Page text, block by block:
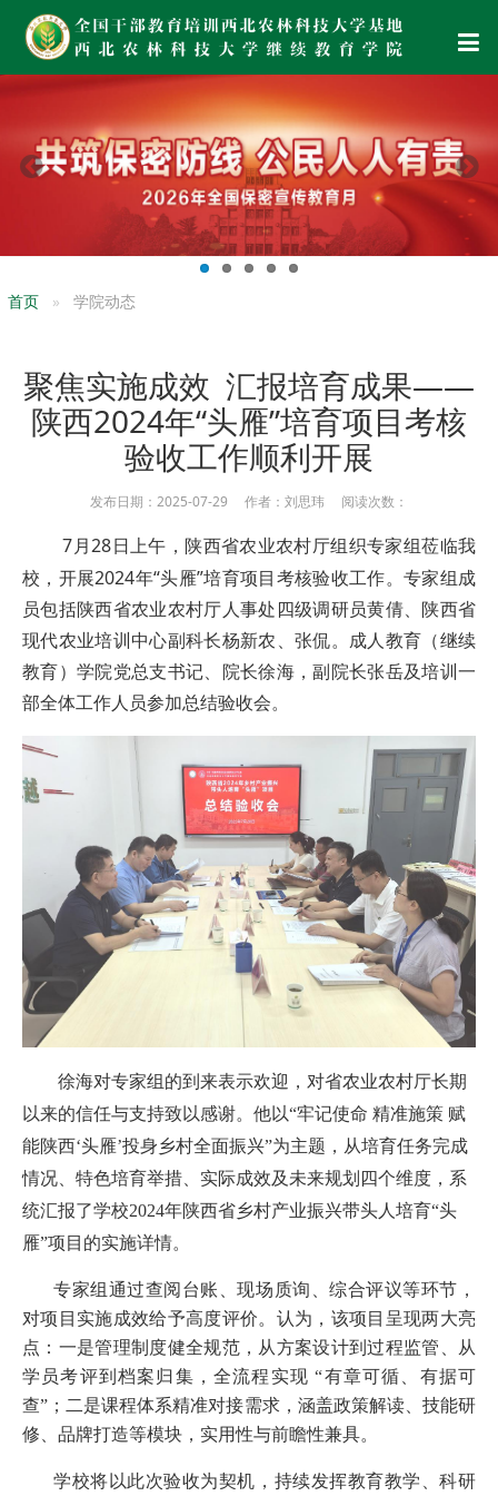
首页 学院动态
聚焦实施成效 汇报培育成果——
陕西2024年“头雁”培育项目考核
验收工作顺利开展
发布日期：2025-07-29 作者：刘思玮 阅读次数：
7月28日上午，陕西省农业农村厅组织专家组莅临我
校，开展2024年“头雁”培育项目考核验收工作。专家组成
员包括陕西省农业农村厅人事处四级调研员黄倩、陕西省
现代农业培训中心副科长杨新农、张侃。成人教育（继续
教育）学院党总支书记、院长徐海，副院长张岳及培训一
部全体工作人员参加总结验收会。
徐海对专家组的到来表示欢迎，对省农业农村厅长期
以来的信任与支持致以感谢。他以“牢记使命 精准施策 赋
能陕西‘头雁’投身乡村全面振兴”为主题，从培育任务完成
情况、特色培育举措、实际成效及未来规划四个维度，系
统汇报了学校2024年陕西省乡村产业振兴带头人培育“头
雁”项目的实施详情。
专家组通过查阅台账、现场质询、综合评议等环节，
对项目实施成效给予高度评价。认为，该项目呈现两大亮
点：一是管理制度健全规范，从方案设计到过程监管、从
学员考评到档案归集，全流程实现 “有章可循、有据可
查”；二是课程体系精准对接需求，涵盖政策解读、技能研
修、品牌打造等模块，实用性与前瞻性兼具。
学校将以此次验收为契机，持续发挥教育教学、科研